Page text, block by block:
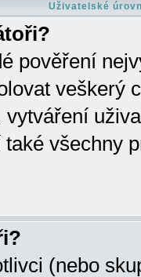
Uživatelské
pověření
veškerý
všechny
(nebo